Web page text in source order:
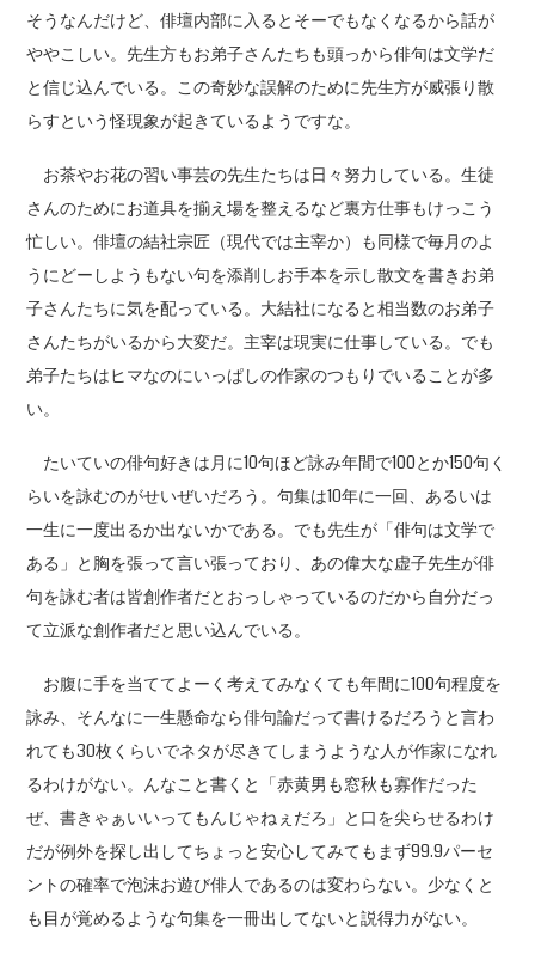
そうなんだけど、俳壇内部に入るとそーでもなくなるから話が
ややこしい。先生方もお弟子さんたちも頭っから俳句は文学だ
と信じ込んでいる。この奇妙な誤解のために先生方が威張り散
らすという怪現象が起きているようですな。
お茶やお花の習い事芸の先生たちは日々努力している。生徒
さんのためにお道具を揃え場を整えるなど裏方仕事もけっこう
忙しい。俳壇の結社宗匠（現代では主宰か）も同様で毎月のよ
うにどーしようもない句を添削しお手本を示し散文を書きお弟
子さんたちに気を配っている。大結社になると相当数のお弟子
さんたちがいるから大変だ。主宰は現実に仕事している。でも
弟子たちはヒマなのにいっぱしの作家のつもりでいることが多
い。
たいていの俳句好きは月に10句ほど詠み年間で100とか150句く
らいを詠むのがせいぜいだろう。句集は10年に一回、あるいは
一生に一度出るか出ないかである。でも先生が「俳句は文学で
ある」と胸を張って言い張っており、あの偉大な虚子先生が俳
句を詠む者は皆創作者だとおっしゃっているのだから自分だっ
て立派な創作者だと思い込んでいる。
お腹に手を当ててよーく考えてみなくても年間に100句程度を
詠み、そんなに一生懸命なら俳句論だって書けるだろうと言わ
れても30枚くらいでネタが尽きてしまうような人が作家になれ
るわけがない。んなこと書くと「赤黄男も窓秋も寡作だった
ぜ、書きゃぁいいってもんじゃねぇだろ」と口を尖らせるわけ
だが例外を探し出してちょっと安心してみてもまず99.9パーセ
ントの確率で泡沫お遊び俳人であるのは変わらない。少なくと
も目が覚めるような句集を一冊出してないと説得力がない。